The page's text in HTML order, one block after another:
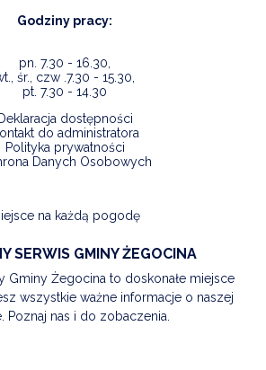
Godziny pracy:
pn. 7.30 - 16.30,
śr., czw .7.30 - 15.30,
pt. 7.30 - 14.30
Deklaracja dostępności
do administratora
Polityka prywatności
Danych Osobowych
na każdą pogodę
SERWIS GMINY ŻEGOCINA
Gminy Żegocina to doskonałe miejsce
wszystkie ważne informacje o naszej
Poznaj nas i do zobaczenia.